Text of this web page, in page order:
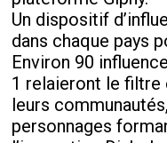
Un dispositif
dans chaque pays
Environ 90
1 relaieront le filtre
leurs
personnages